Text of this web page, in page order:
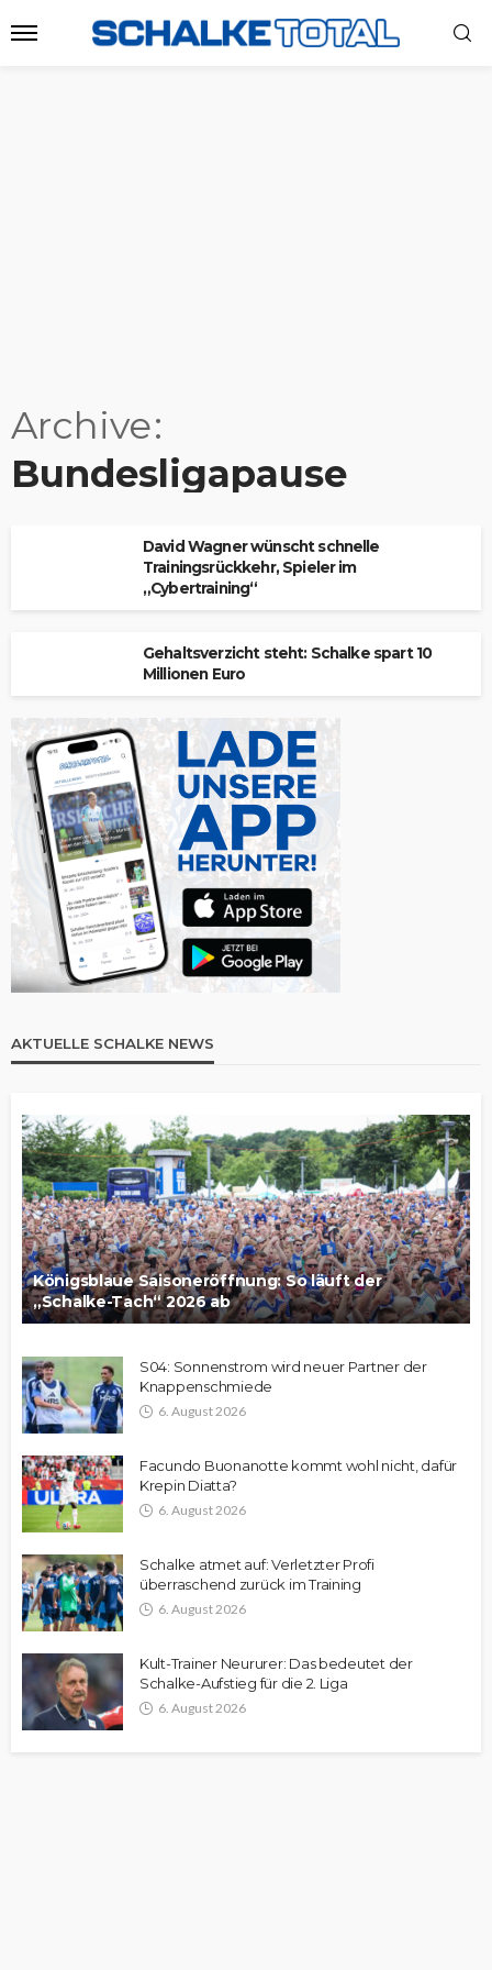
Archive
Bundesligapause
David Wagner wünscht schnelle
Trainingsrückkehr, Spieler im
„Cybertraining“
Gehaltsverzicht steht: Schalke spart 10
Millionen Euro
AKTUELLE SCHALKE NEWS
Königsblaue Saisoneröffnung: So läuft der
„Schalke-Tach“ 2026 ab
S04: Sonnenstrom wird neuer Partner der
Knappenschmiede
6. August 2026
Facundo Buonanotte kommt wohl nicht, dafür
Krepin Diatta?
6. August 2026
Schalke atmet auf: Verletzter Profi
überraschend zurück im Training
6. August 2026
Kult-Trainer Neururer: Das bedeutet der
Schalke-Aufstieg für die 2. Liga
6. August 2026